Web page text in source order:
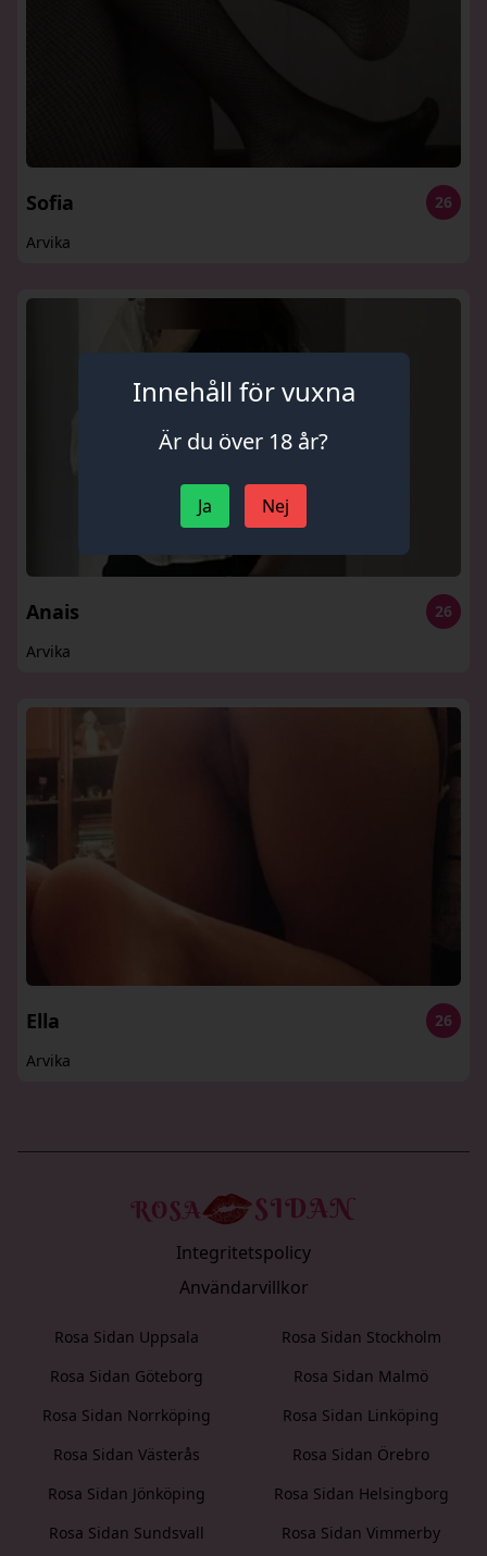
Sofia
26
Arvika
Anais
26
Arvika
Ella
26
Arvika
Innehåll för vuxna
Är du över 18 år?
Ja Nej
Integritetspolicy
Användarvillkor
Rosa Sidan Uppsala
Rosa Sidan Stockholm
Rosa Sidan Göteborg
Rosa Sidan Malmö
Rosa Sidan Norrköping
Rosa Sidan Linköping
Rosa Sidan Västerås
Rosa Sidan Örebro
Rosa Sidan Jönköping
Rosa Sidan Helsingborg
Rosa Sidan Sundsvall
Rosa Sidan Vimmerby